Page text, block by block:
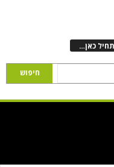
כאן…